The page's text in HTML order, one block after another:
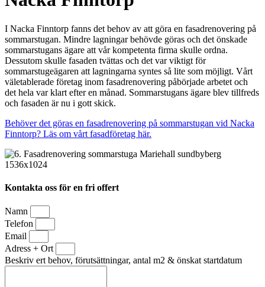
I Nacka Finntorp fanns det behov av att göra en fasadrenovering på
sommarstugan. Mindre lagningar behövde göras och det önskade
sommarstugans ägare att vår kompetenta firma skulle ordna.
Dessutom skulle fasaden tvättas och det var viktigt för
sommarstugeägaren att lagningarna syntes så lite som möjligt. Vårt
väletablerade företag inom fasadrenovering påbörjade arbetet och
det hela var klart efter en månad. Sommarstugans ägare blev tillfreds
och fasaden är nu i gott skick.
Behöver det göras en fasadrenovering på sommarstugan vid Nacka
Finntorp? Läs om vårt fasadföretag här.
Kontakta oss för en fri offert
Namn
Telefon
Email
Adress + Ort
Beskriv ert behov, förutsättningar, antal m2 & önskat startdatum